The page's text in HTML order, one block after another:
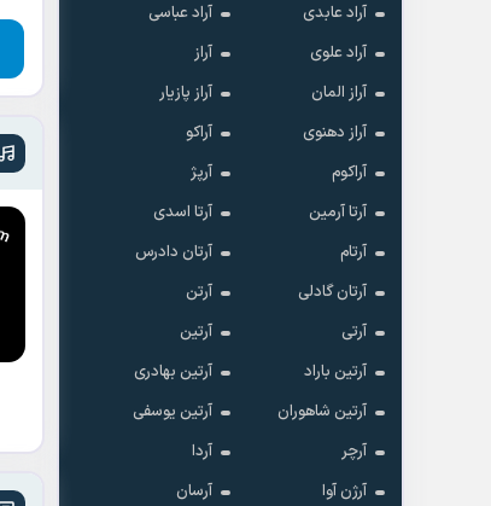
آراد عابدی
آراد عباسی
آراد علوی
آراز
آراز المان
آراز پازیار
آراز دهنوی
آراکو
آراکوم
آرپژ
آرتا آرمین
آرتا اسدی
آرتام
آرتان دادرس
آرتان گادلی
آرتن
آرتی
آرتین
آرتین باراد
آرتین بهادری
آرتین شاهوران
آرتین یوسفی
آرچر
آردا
آرژن آوا
آرسان